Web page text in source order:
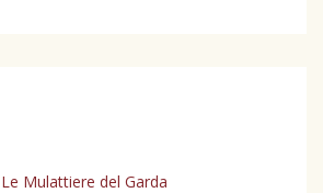
Le Mulattiere del Garda